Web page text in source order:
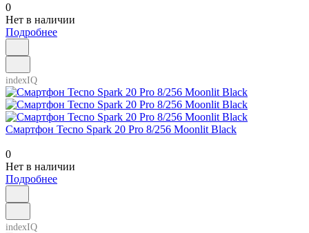
0
Нет в наличии
Подробнее
indexIQ
Смартфон Tecno Spark 20 Pro 8/256 Moonlit Black
0
Нет в наличии
Подробнее
indexIQ